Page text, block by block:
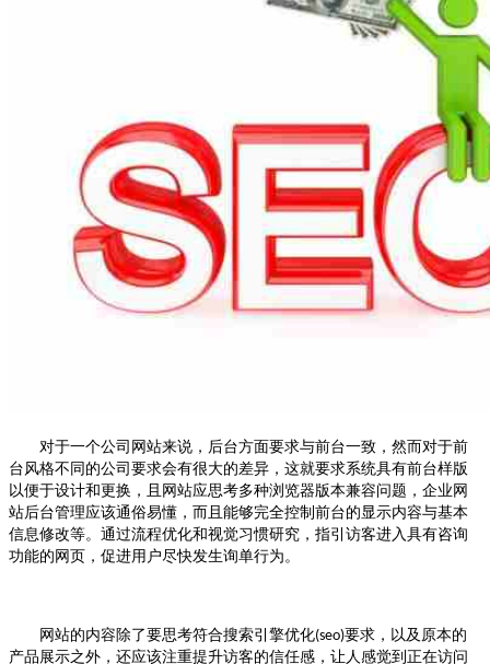
对于一个公司网站来说，后台方面要求与前台一致，然而对于前
台风格不同的公司要求会有很大的差异，这就要求系统具有前台样版
以便于设计和更换，且网站应思考多种浏览器版本兼容问题，企业网
站后台管理应该通俗易懂，而且能够完全控制前台的显示内容与基本
信息修改等。通过流程优化和视觉习惯研究，指引访客进入具有咨询
功能的网页，促进用户尽快发生询单行为。
网站的内容除了要思考符合搜索引擎优化(seo)要求，以及原本的
产品展示之外，还应该注重提升访客的信任感，让人感觉到正在访问